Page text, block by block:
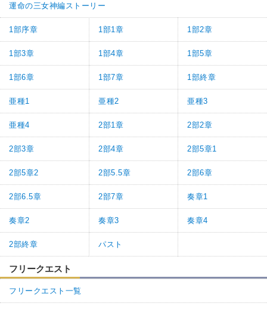
運命の三女神編ストーリー
1部序章 1部1章 1部2章
1部3章 1部4章 1部5章
1部6章 1部7章 1部終章
亜種1 亜種2 亜種3
亜種4 2部1章 2部2章
2部3章 2部4章 2部5章1
2部5章2 2部5.5章 2部6章
2部6.5章 2部7章 奏章1
奏章2 奏章3 奏章4
2部終章 パスト
フリークエスト
フリークエスト一覧